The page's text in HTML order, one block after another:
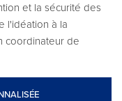
et la sécurité des
l'idéation à la
coordinateur de